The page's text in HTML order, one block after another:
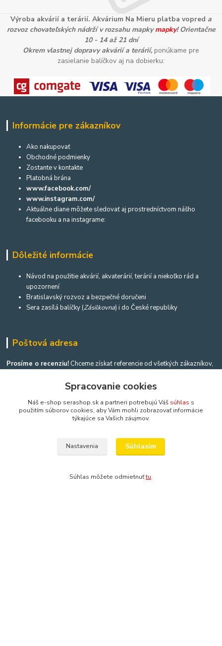
Výroba akvárií a terárií. Akvárium Na Mieru platba vopred a
rozvoz chovateľských nádrží v rozsahu mapkymapky! Orientačne
10 - 14 až 21 dní
Okrem vlastnej dopravy akvárií a terárií, ponúkame pre
zasielanie balíčkov aj na dobierku:
Informácie pre zákazníkov
Ako nakupovať
Obchodné podmienky
Zostante v kontakte
Platobná brána
www.facebook.com/
www.instagram.com/
Aktuálne diane môžete sledovať aj prostredníctvom nášho
facebooku a na instagrame:
Dôležité informácie
Návod na použitie akvárií, akvaterárií, terárií a niekoľko rád a
upozornení
Bratislavský rozvoz a bezpečné doručeni
Sera zasílá balíčky (Zásilkovna) i do České republiky
Poštová adresa
Prosíme o recenziu! Chceme získať referencie od všetkých zákazníkov,
Spracovanie cookies
Náš e-shop serashop.sk a partneri potrebujú Váš súhlas s
použitím súborov cookies, aby Vám mohli zobrazovať informácie
týkajúce sa Vašich záujmov.
Nastavenia Súhlasím
Súhlas môžete odmietnuťtu.